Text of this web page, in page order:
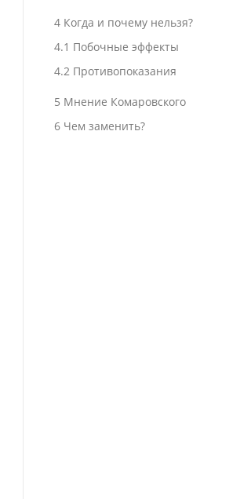
4Когда и почему нельзя?
4.1 Побочные эффекты
4.2Противопоказания
5 Мнение Комаровского
6Чем заменить?